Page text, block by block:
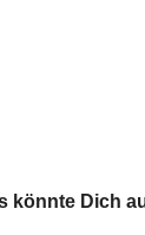
könnte Dich